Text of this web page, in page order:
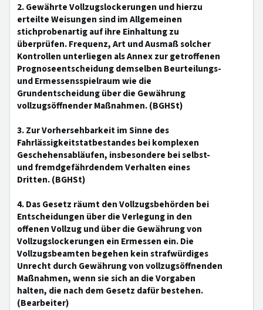
2. Gewährte Vollzugslockerungen und hierzu
erteilte Weisungen sind im Allgemeinen
stichprobenartig auf ihre Einhaltung zu
überprüfen. Frequenz, Art und Ausmaß solcher
Kontrollen unterliegen als Annex zur getroffenen
Prognoseentscheidung demselben Beurteilungs-
und Ermessensspielraum wie die
Grundentscheidung über die Gewährung
vollzugsöffnender Maßnahmen. (BGHSt)
3. Zur Vorhersehbarkeit im Sinne des
Fahrlässigkeitstatbestandes bei komplexen
Geschehensabläufen, insbesondere bei selbst-
und fremdgefährdendem Verhalten eines
Dritten. (BGHSt)
4. Das Gesetz räumt den Vollzugsbehörden bei
Entscheidungen über die Verlegung in den
offenen Vollzug und über die Gewährung von
Vollzugslockerungen ein Ermessen ein. Die
Vollzugsbeamten begehen kein strafwürdiges
Unrecht durch Gewährung von vollzugsöffnenden
Maßnahmen, wenn sie sich an die Vorgaben
halten, die nach dem Gesetz dafür bestehen.
(Bearbeiter)